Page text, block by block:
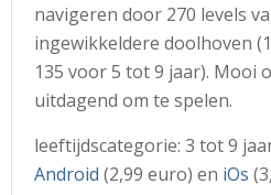
navigeren door 270 levels
ingewikkeldere doolhoven
135 voor 5 tot 9 jaar). Mooi
uitdagend om te spelen.
leeftijdscategorie: 3 tot 9
Android (2,99 euro) en iOs